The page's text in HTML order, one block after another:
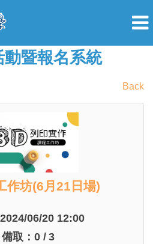
暨報名系統
Back
作坊(6月21日場)
06/20 12:00
備取： 0 / 3